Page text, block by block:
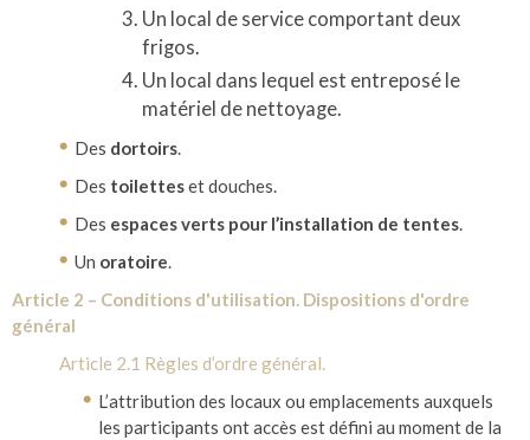
Un local de service comportant deux
frigos.
Un local dans lequel est entreposé le
matériel de nettoyage.
Des dortoirs.
Des toiletteset douches.
Des espaces verts pour l’installation de tentes.
Un oratoire.
Article 2 – Conditions d'utilisation. Dispositions d'ordre
général
Article 2.1 Règles d’ordre général.
L’attribution des locaux ou emplacements auxquels
les participants ont accès est défini au moment de la